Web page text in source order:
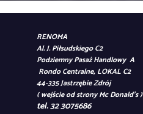
RENOMA
Al. J. Piłsudskiego C2
Podziemny Pasaż Handlowy A
Rondo Centralne, LOKAL C2
44-335 Jastrzębie Zdrój
( wejście od strony Mc Donald's )
tel. 32 3075686